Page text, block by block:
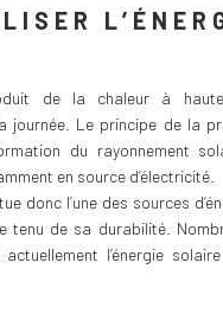
de la chaleur à
journée. Le principe de la
du rayonnement
en source d’électricité.
donc l’une des sources
tenu de sa durabilité.
l’énergie